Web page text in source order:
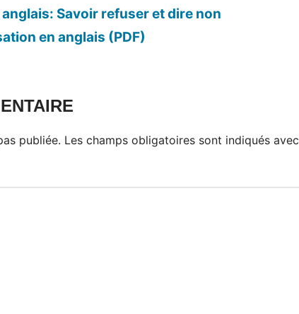
Savoir refuser et dire non
en anglais (PDF)
publiée. Les champs obligatoires sont indiqués avec